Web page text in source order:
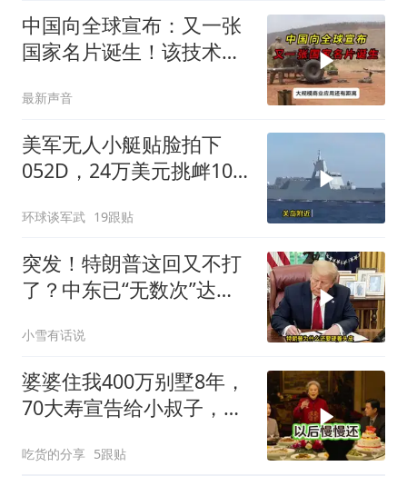
中国向全球宣布：又一张
国家名片诞生！该技术全
最新声音
美军无人小艇贴脸拍下
052D，24万美元挑衅10
战法？
环球谈军武 19跟贴
突发！特朗普这回又不打
了？中东已“无数次”达成
小雪有话说
婆婆住我400万别墅8年，
70大寿宣告给小叔子，
吃货的分享 5跟贴